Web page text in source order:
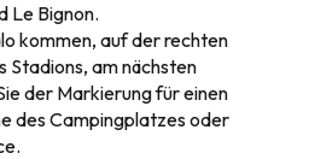
Le Bignon.
kommen, auf der rechten
Stadions, am nächsten
der Markierung für einen
des Campingplatzes oder